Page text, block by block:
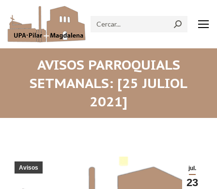
Search:
AVISOS PARROQUIALS
SETMANALS: [25 JULIOL
2021]
jul.
23
Avisos